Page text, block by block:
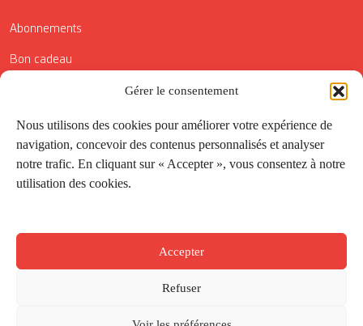
Gérer le consentement
Nous utilisons des cookies pour améliorer votre expérience de
navigation, concevoir des contenus personnalisés et analyser
notre trafic. En cliquant sur « Accepter », vous consentez à notre
utilisation des cookies.
Accepter
Refuser
Abonnements
Bon cadeau
Conditions générales de vente
Réductions de la Carte Côté Courrier
Application